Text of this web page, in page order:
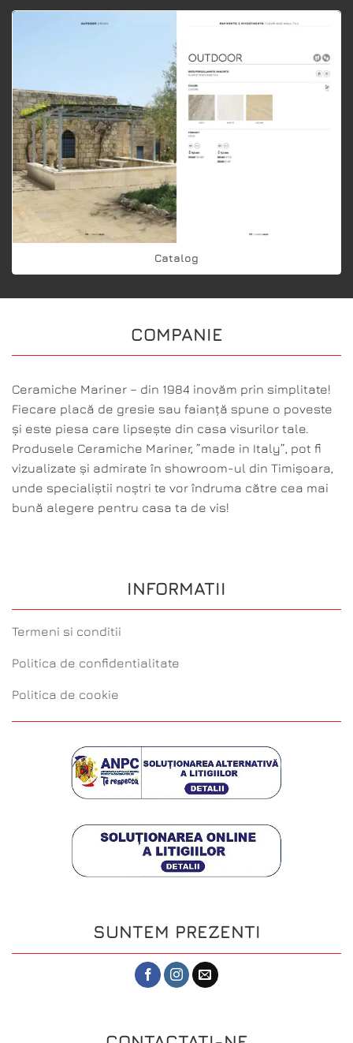
Catalog
COMPANIE
Ceramiche Mariner – din 1984 inovăm prin simplitate!
Fiecare placă de gresie sau faianță spune o poveste
și este piesa care lipsește din casa visurilor tale.
Produsele Ceramiche Mariner, ”made in Italy”, pot fi
vizualizate și admirate în showroom-ul din Timișoara,
unde specialiștii noștri te vor îndruma către cea mai
bună alegere pentru casa ta de vis!
INFORMATII
Termeni si conditii
Politica de confidentialitate
Politica de cookie
SUNTEM PREZENTI